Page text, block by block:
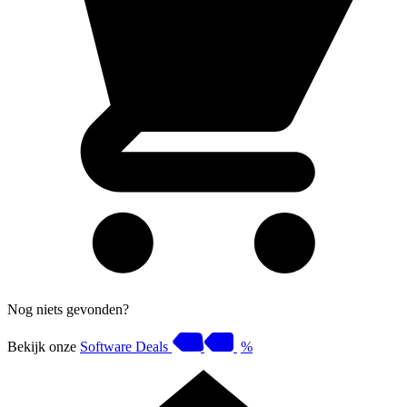
Nog niets gevonden?
Bekijk onze Software Deals %